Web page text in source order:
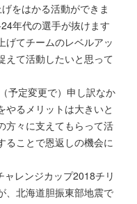
をはかる活動ができま
年代の選手が抜けます
げてチームのレベルアッ
えて活動したいと思って
予定変更で）申し訳なか
やるメリットは大きいと
方々に支えてもらって活
ることで恩返しの機会に
レンジカップ2018チリ
、北海道胆振東部地震で